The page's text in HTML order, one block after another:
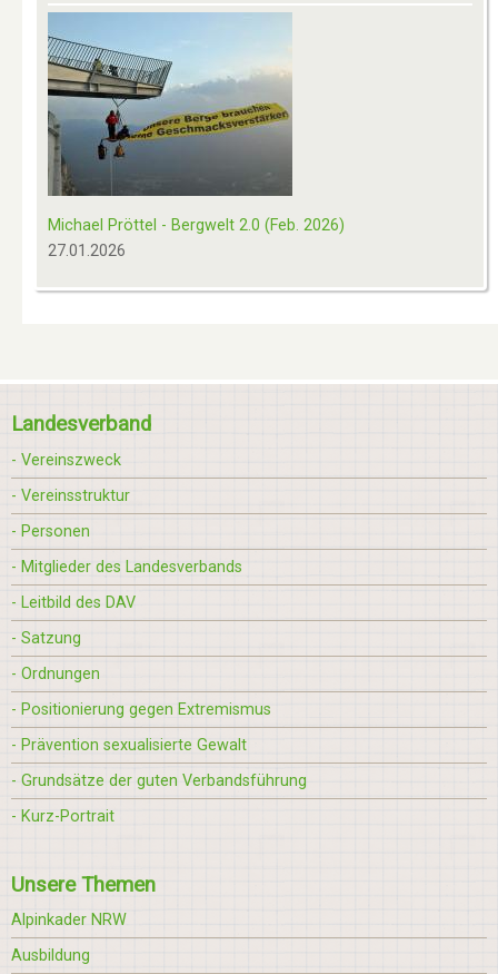
Michael Pröttel - Bergwelt 2.0 (Feb. 2026)
27.01.2026
Landesverband
- Vereinszweck
- Vereinsstruktur
- Personen
- Mitglieder des Landesverbands
- Leitbild des DAV
- Satzung
- Ordnungen
- Positionierung gegen Extremismus
- Prävention sexualisierte Gewalt
- Grundsätze der guten Verbandsführung
- Kurz-Portrait
Unsere Themen
Alpinkader NRW
Ausbildung